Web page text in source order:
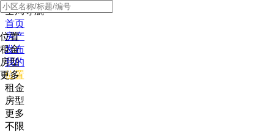
全局导航
首页
房产
发布
我的
位置
租金
房型
更多
位置
租金
房型
更多
不限